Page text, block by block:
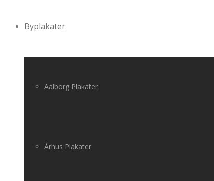
Byplakater
Aalborg Plakater
Århus Plakater